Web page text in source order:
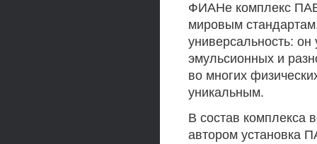
ФИАНе комплекс
мировым
универсальность:
эмульсионных и
во многих
уникальным.
В состав комплекса
автором установка